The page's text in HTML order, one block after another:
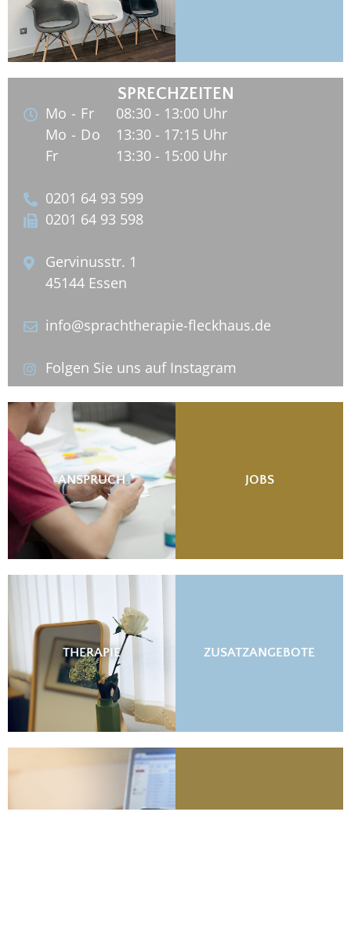
SPRECHZEITEN
Mo - Fr
08:30 - 13:00 Uhr
Mo - Do
13:30 - 17:15 Uhr
Fr
13:30 - 15:00 Uhr
0201 64 93 599
0201 64 93 598
Gervinusstr. 1
45144 Essen
info@sprachtherapie-fleckhaus.de
Folgen Sie uns auf Instagram
ANSPRUCH JOBS
THERAPIE ZUSATZANGEBOTE